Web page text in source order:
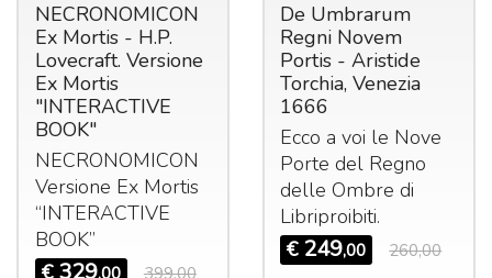
NECRONOMICON
Ex Mortis - H.P.
Lovecraft. Versione
Ex Mortis
"INTERACTIVE
BOOK"
NECRONOMICON
Versione Ex Mortis
“INTERACTIVE
BOOK”
€
De Umbrarum
Regni Novem
Portis - Aristide
Torchia, Venezia
1666
Ecco a voi le Nove
Porte del Regno
delle Ombre di
Libriproibiti.
€ 249,00 260,00